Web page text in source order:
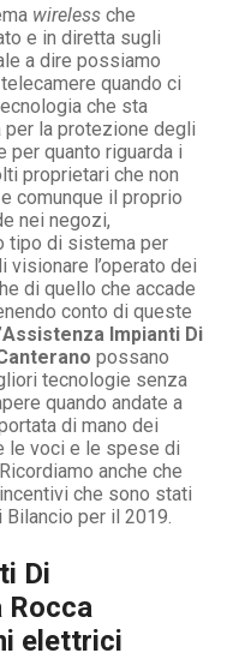
wireless che
e in diretta sugli
a dire possiamo
quando ci
che sta
la protezione degli
per quanto riguarda i
proprietari che non
comunque il proprio
nei negozi,
tipo di sistema per
visionare l’operato dei
di quello che accade
conto di queste
Assistenza Impianti Di
possano
tecnologie senza
quando andate a
di mano dei
le voci e le spese di
anche che
che sono stati
per il 2019.
Di
Rocca
elettrici